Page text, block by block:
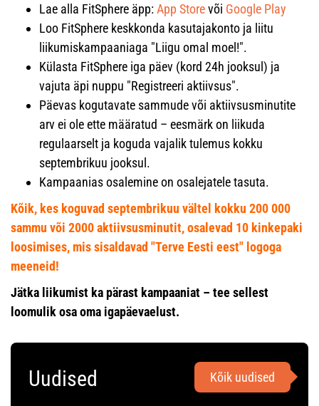
Lae alla FitSphere äpp:App Storevõi Google Play
Loo FitSphere keskkonda kasutajakonto ja liitu
liikumiskampaaniaga "Liigu omal moel!".
Külasta FitSphere iga päev (kord 24h jooksul) ja
vajuta äpi nuppu "Registreeri aktiivsus".
Päevas kogutavate sammude või aktiivsusminutite
arv ei ole ette määratud – eesmärk on liikuda
regulaarselt ja koguda vajalik tulemus kokku
septembrikuu jooksul.
Kampaanias osalemine on osalejatele tasuta.
Kõik, kes koguvad septembrikuu vältel kokku 200 000
sammu või 2000 aktiivsusminutit, osalevad 10 kinkepaki
loosimises, mis sisaldavad "Terve Eesti eest" logoga
meeneid!
Jätka liikumist ka pärast kampaaniat – tee sellest
loomulik osa oma igapäevaelust.
Uudised Kõik uudised